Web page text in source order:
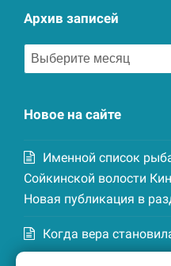
Архив записей
Архив
записей
Новое на сайте
Именной список
Сойкинской волости
Новая публикация в
Когда вера